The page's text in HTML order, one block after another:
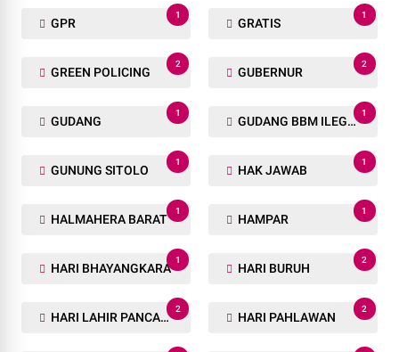
GPR
1
GRATIS
1
GREEN POLICING
2
GUBERNUR
2
GUDANG
1
GUDANG BBM ILEGAL
1
GUNUNG SITOLO
1
HAK JAWAB
1
HALMAHERA BARAT
1
HAMPAR
1
HARI BHAYANGKARA
1
HARI BURUH
2
HARI LAHIR PANCASILA
2
HARI PAHLAWAN
2